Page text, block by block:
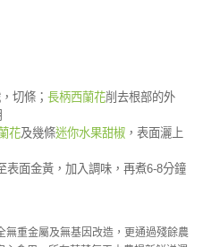
切條； 長柄西蘭花削去根部的外
花及幾條迷你水果甜椒 ，表面灑上
表面金黃，加入調味，再煮6-8分鐘
無重金屬及無基因改造，更通過殘餘農